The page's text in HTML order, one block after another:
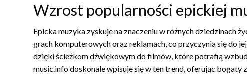
Wzrost popularności epickiej
Epicka muzyka zyskuje na znaczeniu w różnych dziedzinach
grach komputerowych oraz reklamach, co przyczynia się do
dzięki ścieżkom dźwiękowym do filmów, które potrafią
music.info doskonale wpisuje się w ten trend, oferując